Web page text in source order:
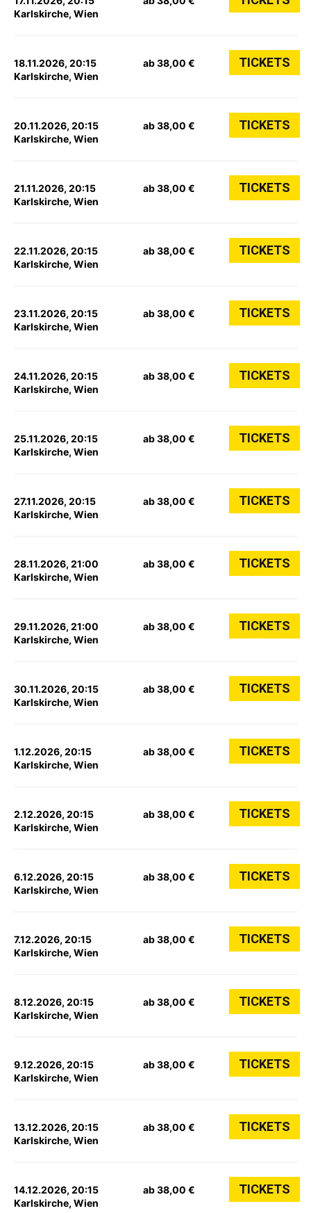
Karlskirche, Wien
18.11.2026, 20:15
Karlskirche, Wien
ab 38,00 € TICKETS
20.11.2026, 20:15
Karlskirche, Wien
ab 38,00 € TICKETS
21.11.2026, 20:15
Karlskirche, Wien
ab 38,00 € TICKETS
22.11.2026, 20:15
Karlskirche, Wien
ab 38,00 € TICKETS
23.11.2026, 20:15
Karlskirche, Wien
ab 38,00 € TICKETS
24.11.2026, 20:15
Karlskirche, Wien
ab 38,00 € TICKETS
25.11.2026, 20:15
Karlskirche, Wien
ab 38,00 € TICKETS
27.11.2026, 20:15
Karlskirche, Wien
ab 38,00 € TICKETS
28.11.2026, 21:00
Karlskirche, Wien
ab 38,00 € TICKETS
29.11.2026, 21:00
Karlskirche, Wien
ab 38,00 € TICKETS
30.11.2026, 20:15
Karlskirche, Wien
ab 38,00 € TICKETS
1.12.2026, 20:15
Karlskirche, Wien
ab 38,00 € TICKETS
2.12.2026, 20:15
Karlskirche, Wien
ab 38,00 € TICKETS
6.12.2026, 20:15
Karlskirche, Wien
ab 38,00 € TICKETS
7.12.2026, 20:15
Karlskirche, Wien
ab 38,00 € TICKETS
8.12.2026, 20:15
Karlskirche, Wien
ab 38,00 € TICKETS
9.12.2026, 20:15
Karlskirche, Wien
ab 38,00 € TICKETS
13.12.2026, 20:15
Karlskirche, Wien
ab 38,00 € TICKETS
14.12.2026, 20:15
Karlskirche, Wien
ab 38,00 € TICKETS